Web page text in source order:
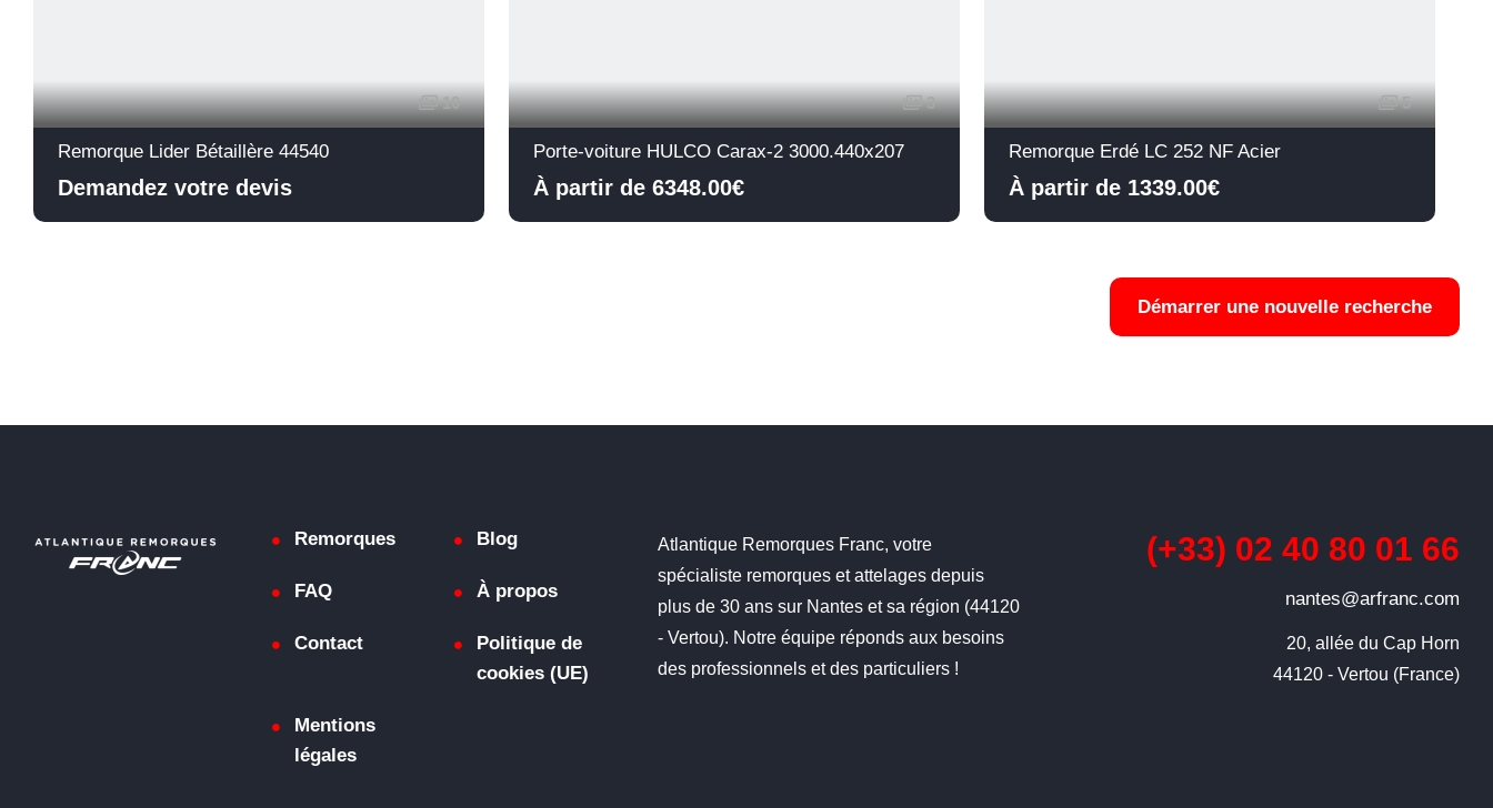
10
Remorque Lider Bétaillère 44540
Demandez votre devis
3
Porte-voiture HULCO Carax-2 3000.440x207
À partir de 6348.00€
5
Remorque Erdé LC 252 NF Acier
À partir de 1339.00€
Démarrer une nouvelle recherche
Remorques Blog
FAQ À propos
Contact
Politique de
cookies (UE)
Mentions
légales
Atlantique Remorques Franc, votre
spécialiste remorques et attelages depuis
plus de 30 ans sur Nantes et sa région (44120
- Vertou). Notre équipe réponds aux besoins
des professionnels et des particuliers !
(+33) 02 40 80 01 66
nantes@arfranc.com
20, allée du Cap Horn
44120 - Vertou (France)